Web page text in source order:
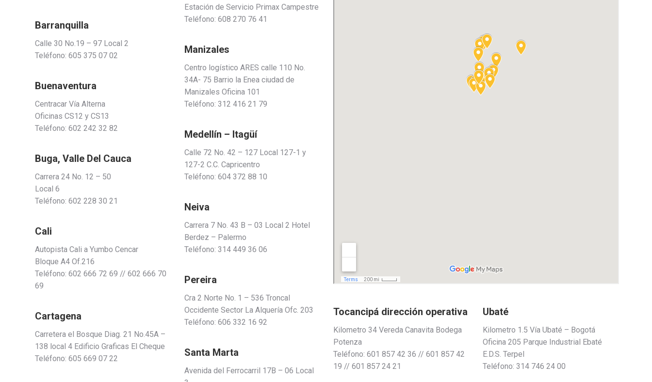
Barranquilla
Calle 30 No.19 – 97 Local 2
Teléfono: 605 375 07 02
Buenaventura
Centracar Vía Alterna
Oficinas CS12 y CS13
Teléfono: 602 242 32 82
Buga, Valle Del Cauca
Carrera 24 No. 12 – 50
Local 6
Teléfono: 602 228 30 21
Cali
Autopista Cali a Yumbo Cencar
Bloque A4 Of.216
Teléfono: 602 666 72 69 // 602 666 70
69
Cartagena
Carretera el Bosque Diag. 21 No.45A –
138 local 4 Edificio Graficas El Cheque
Teléfono: 605 669 07 22
Estación de Servicio Primax Campestre
Teléfono: 608 270 76 41
Manizales
Centro logístico ARES calle 110 No.
34A- 75 Barrio la Enea ciudad de
Manizales Oficina 101
Teléfono: 312 416 21 79
Medellín – Itagüí
Calle 72 No. 42 – 127 Local 127-1 y
127-2 C.C. Capricentro
Teléfono: 604 372 88 10
Neiva
Carrera 7 No. 43 B – 03 Local 2 Hotel
Berdez – Palermo
Teléfono: 314 449 36 06
Pereira
Cra 2 Norte No. 1 – 536 Troncal
Occidente Sector La Alquería Ofc. 203
Teléfono: 606 332 16 92
Santa Marta
Avenida del Ferrocarril 17B – 06 Local
Tocancipá dirección operativa
Kilometro 34 Vereda Canavita Bodega
Potenza
Teléfono: 601 857 42 36 // 601 857 42
19 // 601 857 24 21
Ubaté
Kilometro 1.5 Vía Ubaté – Bogotá
Oficina 205 Parque Industrial Ebaté
E.D.S. Terpel
Teléfono: 314 746 24 00